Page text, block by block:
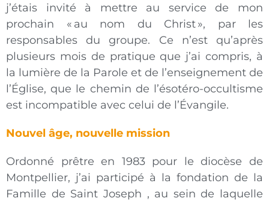
j’étais invité à mettre au service de mon
prochain « au nom du Christ », par les
responsables du groupe. Ce n’est qu’après
plusieurs mois de pratique que j’ai compris, à
la lumière de la Parole et de l’enseignement de
l’Église, que le chemin de l’ésotéro-occultisme
est incompatible avec celui de l’Évangile.
Nouvel âge, nouvelle mission
Ordonné prêtre en 1983 pour le diocèse de
Montpellier, j’ai participé à la fondation de la
Famille de Saint Joseph , au sein de laquelle